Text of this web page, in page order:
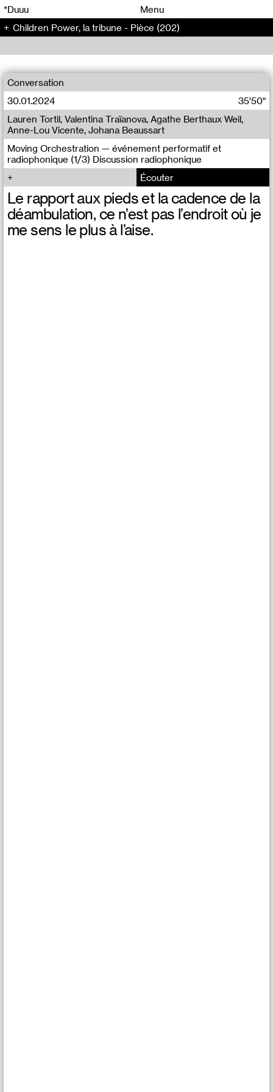
*Duuu
Menu
Children Power, la tribune - Pièce (202)
Conversation
30.01.2024
35'50"
Moving Orchestration — événement performatif et
radiophonique (1/3) Discussion radiophonique
Lauren Tortil, Valentina Traïanova, Agathe Berthaux Weil,
Anne-Lou Vicente, Johana Beaussart
Écouter
Le rapport aux pieds et la cadence de la
déambulation, ce n’est pas l’endroit où je
me sens le plus à l’aise.
00 00
00 00